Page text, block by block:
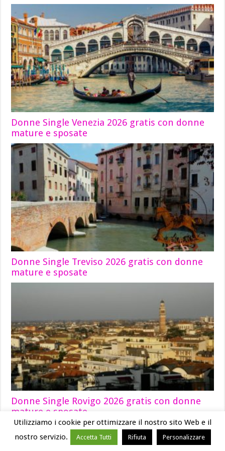
Donne Single Venezia 2026 gratis con donne
mature e sposate
Donne Single Treviso 2026 gratis con donne
mature e sposate
Donne Single Rovigo 2026 gratis con donne
mature e sposate
Utilizziamo i cookie per ottimizzare il nostro sito Web e il
nostro servizio.
Accetta Tutti Rifiuta Personalizzare